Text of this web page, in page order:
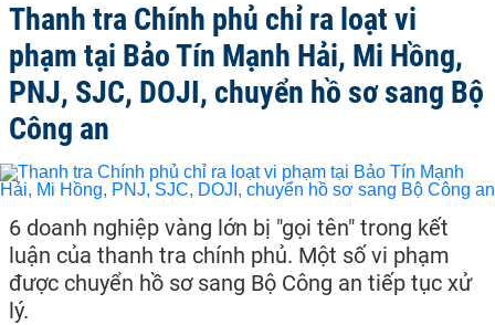
Thanh tra Chính phủ chỉ ra loạt vi
phạm tại Bảo Tín Mạnh Hải, Mi Hồng,
PNJ, SJC, DOJI, chuyển hồ sơ sang Bộ
Công an
6 doanh nghiệp vàng lớn bị "gọi tên" trong kết
luận của thanh tra chính phủ. Một số vi phạm
được chuyển hồ sơ sang Bộ Công an tiếp tục xử
lý.